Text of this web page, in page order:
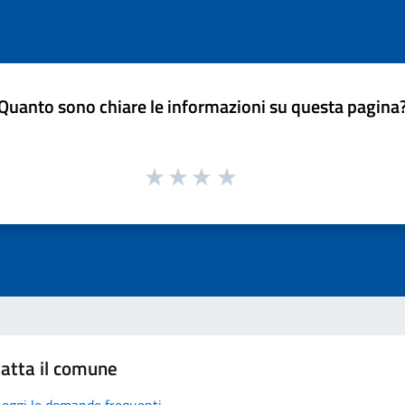
sono chiare le informazioni su questa
il comune